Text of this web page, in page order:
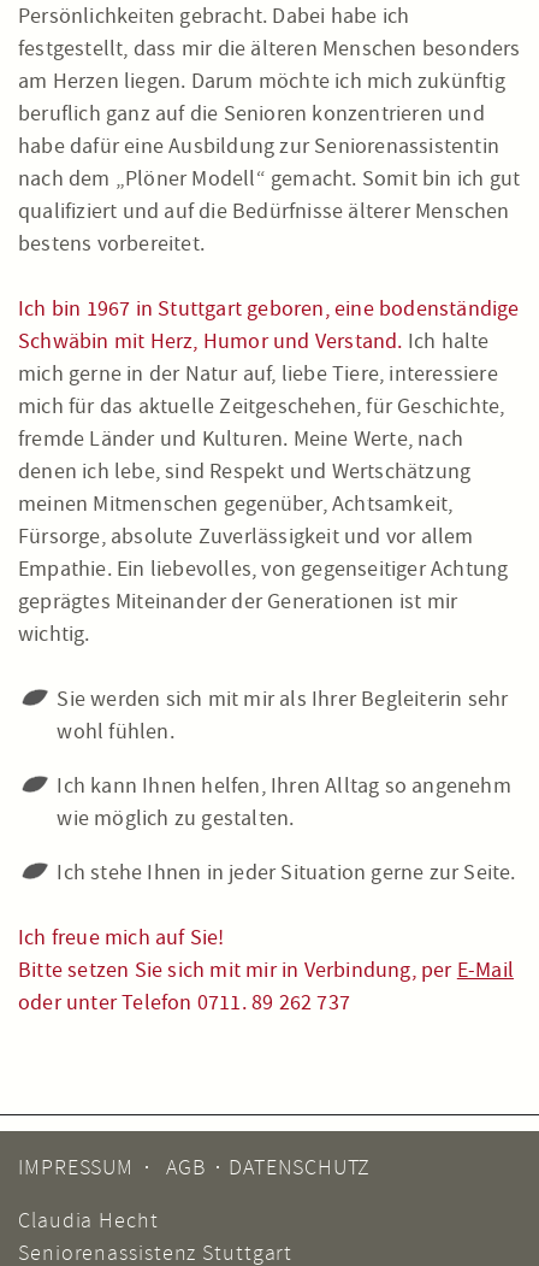
Persönlichkeiten gebracht. Dabei habe ich
festgestellt, dass mir die älteren Menschen besonders
am Herzen liegen. Darum möchte ich mich zukünftig
beruflich ganz auf die Senioren konzentrieren und
habe dafür eine Ausbildung zur Seniorenassistentin
nach dem „Plöner Modell“ gemacht. Somit bin ich gut
qualifiziert und auf die Bedürfnisse älterer Menschen
bestens vorbereitet.
Ich bin 1967 in Stuttgart geboren, eine bodenständige
Schwäbin mit Herz, Humor und Verstand. Ich halte
mich gerne in der Natur auf, liebe Tiere, interessiere
mich für das aktuelle Zeitgeschehen, für Geschichte,
fremde Länder und Kulturen. Meine Werte, nach
denen ich lebe, sind Respekt und Wertschätzung
meinen Mitmenschen gegenüber, Achtsamkeit,
Fürsorge, absolute Zuverlässigkeit und vor allem
Empathie. Ein liebevolles, von gegenseitiger Achtung
geprägtes Miteinander der Generationen ist mir
wichtig.
Sie werden sich mit mir als Ihrer Begleiterin sehr
wohl fühlen.
Ich kann Ihnen helfen, Ihren Alltag so angenehm
wie möglich zu gestalten.
Ich stehe Ihnen in jeder Situation gerne zur Seite.
Ich freue mich auf Sie!
Bitte setzen Sie sich mit mir in Verbindung, per E-Mail
oder unter Telefon 0711. 89 262 737
IMPRESSUM AGB
DATENSCHUTZ
Claudia Hecht
Seniorenassistenz Stuttgart